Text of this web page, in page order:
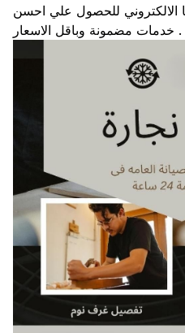
الالكتروني للحصول علي احسن
خدمات مضمونة وباقل الاسعار .